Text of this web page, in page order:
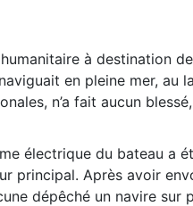
à destination
en pleine mer, au
n’a fait aucun
électrique du bateau a
principal. Après avoir
dépêché un navire sur